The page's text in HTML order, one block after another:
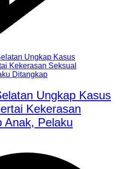
Ungkap Kasus
Kekerasan
Anak, Pelaku